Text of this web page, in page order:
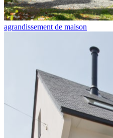
agrandissement de maison